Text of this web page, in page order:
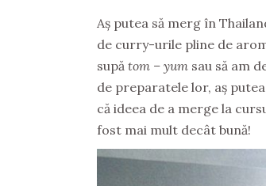
Aș putea să merg în
de curry-urile pline de
supă tom – yum sau să am
de preparatele lor, aș
că ideea de a merge la
fost mai mult decât bună!